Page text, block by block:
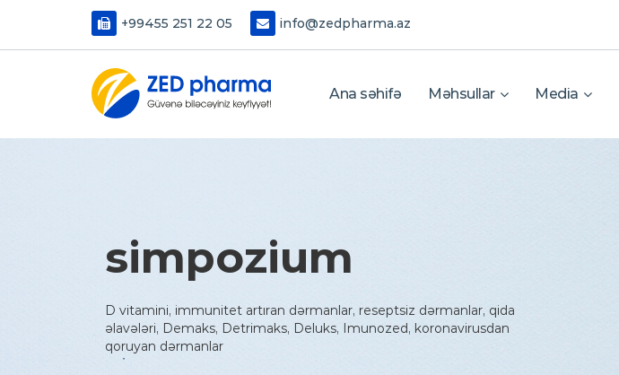
+99455 251 22 05 info@zedpharma.az
Ana səhifə Məhsullar Media
simpozium
D vitamini, immunitet artıran dərmanlar, reseptsiz dərmanlar, qida
əlavələri, Demaks, Detrimaks, Deluks, Imunozed, koronavirusdan
qoruyan dərmanlar